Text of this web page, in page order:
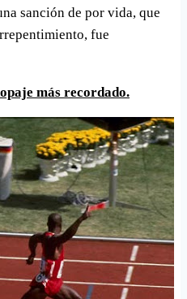
sanción de por vida, que
fue
más recordado.